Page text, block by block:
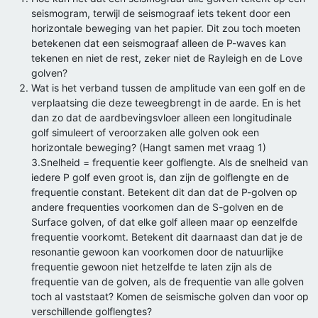
seismogram, terwijl de seismograaf iets tekent door een
horizontale beweging van het papier. Dit zou toch moeten
betekenen dat een seismograaf alleen de P-waves kan
tekenen en niet de rest, zeker niet de Rayleigh en de Love
golven?
Wat is het verband tussen de amplitude van een golf en de
verplaatsing die deze teweegbrengt in de aarde. En is het
dan zo dat de aardbevingsvloer alleen een longitudinale
golf simuleert of veroorzaken alle golven ook een
horizontale beweging? (Hangt samen met vraag 1)
3.Snelheid = frequentie keer golflengte. Als de snelheid van
iedere P golf even groot is, dan zijn de golflengte en de
frequentie constant. Betekent dit dan dat de P-golven op
andere frequenties voorkomen dan de S-golven en de
Surface golven, of dat elke golf alleen maar op eenzelfde
frequentie voorkomt. Betekent dit daarnaast dan dat je de
resonantie gewoon kan voorkomen door de natuurlijke
frequentie gewoon niet hetzelfde te laten zijn als de
frequentie van de golven, als de frequentie van alle golven
toch al vaststaat? Komen de seismische golven dan voor op
verschillende golflengtes?